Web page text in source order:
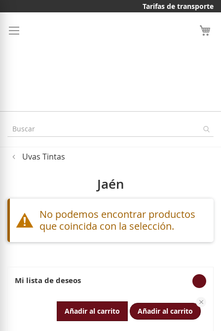
contenido
Tarifas de transporte
Uvas Tintas
Jaén
No podemos encontrar productos
que coincida con la selección.
Mi lista de deseos
Añadir al carrito Añadir al carrito